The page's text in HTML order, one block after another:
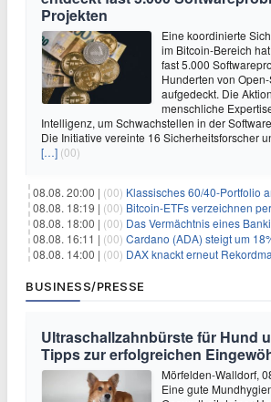
Projekten
Eine koordinierte
im Bitcoin-Bereich
fast 5.000
Hunderten von
aufgedeckt. Die
menschliche
Intelligenz, um Schwachstellen in der
Die Initiative vereinte 16 Sicherheitsforscher
[…] (00)
08.08. 20:00 | (00) Klassisches 60/40-Portfolio am Ende? Warum
08.08. 18:19 | (00) Bitcoin-ETFs verzeichnen perfekte Woche
08.08. 18:00 | (00) Das Vermächtnis eines Bankiers: Wie Johann Friedrich
08.08. 16:11 | (00) Cardano (ADA) steigt um 18% in einer
08.08. 14:00 | (00) DAX knackt erneut Rekordmarke – Zalando-
BUSINESS/PRESSE
Ultraschallzahnbürste für Hund
Tipps zur erfolgreichen
Mörfelden-Walldorf,
Eine gute